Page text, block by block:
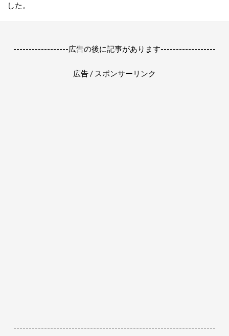
した。
------------------広告の後に記事があります------------------
広告 / スポンサーリンク
------------------------------------------------------------------